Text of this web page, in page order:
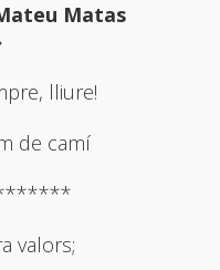
Matas
lliure!
de camí
valors;